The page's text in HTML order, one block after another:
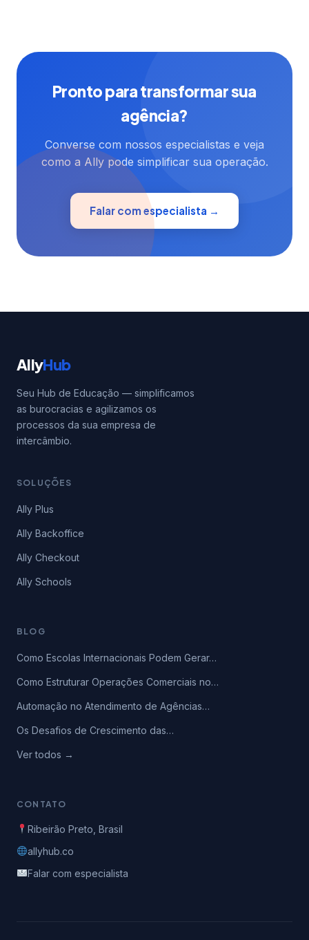
Pronto para transformar sua
agência?
Converse com nossos especialistas e veja
como a Ally pode simplificar sua operação.
Falar com especialista →
AllyHub
Seu Hub de Educação — simplificamos
as burocracias e agilizamos os
processos da sua empresa de
intercâmbio.
SOLUÇÕES
Ally Plus
Ally Backoffice
Ally Checkout
Ally Schools
BLOG
Como Escolas Internacionais Podem Gerar…
Como Estruturar Operações Comerciais no…
Automação no Atendimento de Agências…
Os Desafios de Crescimento das…
Ver todos →
CONTATO
Ribeirão Preto, Brasil
allyhub.co
Falar com especialista